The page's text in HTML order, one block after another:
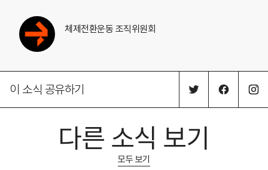
체제전환운동 조직위원회
이 소식 공유하기
다른 소식 보기
모두 보기